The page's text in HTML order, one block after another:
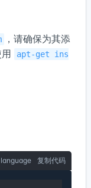
，请确保为其添
apt-get ins
language 复制代码